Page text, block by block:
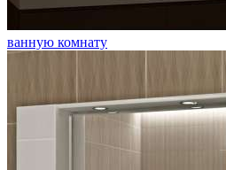
ванную комнату